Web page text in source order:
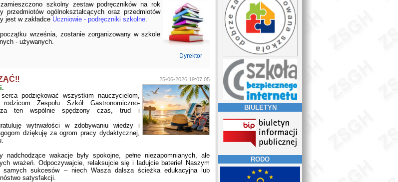
szkolny zestaw podręczników na rok
przedmiotów ogólnokształcących oraz przedmiotów
jest w zakładce Uczniowie - podręczniki szkolne.
września, zostanie zorganizowany w szkole
- używanych.
Dyrektor
25-06-2026 19:07:05
podziękować wszystkim nauczycielom,
Zespołu Szkół Gastronomiczno-
ten wspólnie spędzony czas, trud i
wytrwałości w zdobywaniu wiedzy i
dziękuję za ogrom pracy dydaktycznej,
wakacje były spokojne, pełne niezapomnianych, ale
wrażeń. Odpoczywajcie, relaksujcie się i ładujcie baterie! Naszym
sukcesów – niech Wasza dalsza ścieżka edukacyjna lub
satysfakcji.
BIULETYN
RODO